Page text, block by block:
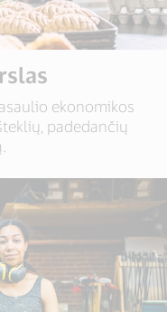
ekonomikos
padedančių